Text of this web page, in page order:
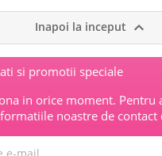
Inapoi la inceput 
si promotii speciale
in orice moment. Pentru
noastre de contact